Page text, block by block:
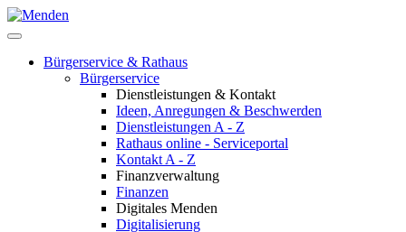
Bürgerservice & Rathaus
Bürgerservice
Dienstleistungen & Kontakt
Ideen, Anregungen & Beschwerden
Dienstleistungen A - Z
Rathaus online - Serviceportal
Kontakt A - Z
Finanzverwaltung
Finanzen
Digitales Menden
Digitalisierung